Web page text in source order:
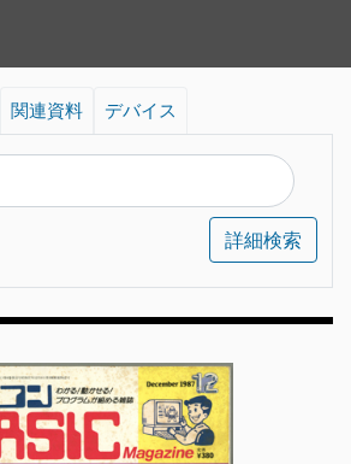
関連資料 デバイス
詳細検索